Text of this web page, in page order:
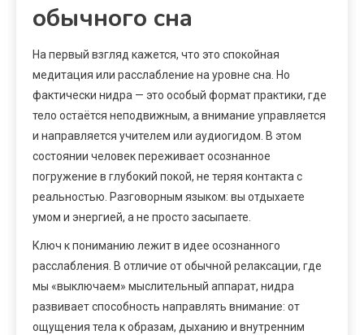
обычного сна
На первый взгляд кажется, что это спокойная
медитация или расслабление на уровне сна. Но
фактически нидра — это особый формат практики, где
тело остаётся неподвижным, а внимание управляется
и направляется учителем или аудиогидом. В этом
состоянии человек переживает осознанное
погружение в глубокий покой, не теряя контакта с
реальностью. Разговорным языком: вы отдыхаете
умом и энергией, а не просто засыпаете.
Ключ к пониманию лежит в идее осознанного
расслабления. В отличие от обычной релаксации, где
мы «выключаем» мыслительный аппарат, нидра
развивает способность направлять внимание: от
ощущения тела к образам, дыханию и внутренним